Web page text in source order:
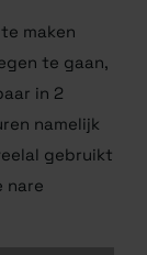
maken
te gaan,
in 2
namelijk
gebruikt
nare